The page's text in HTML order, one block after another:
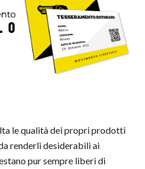
le qualità dei propri prodotti
renderli desiderabili ai
pur sempre liberi di